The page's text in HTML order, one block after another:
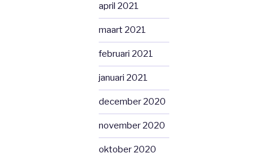
april 2021
maart 2021
februari 2021
januari 2021
december 2020
november 2020
oktober 2020